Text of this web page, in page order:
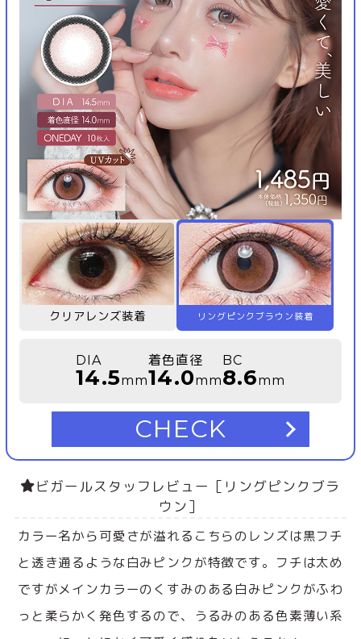
クリアレンズ装着 リングピンクブラウン装着
DIA
14.5mm
着色直径
14.0mm
BC
8.6mm
CHECK
ビガールスタッフレビュー［リングピンクブラ
ウン］
カラー名から可愛さが溢れるこちらのレンズは黒フチ
と透き通るような白みピンクが特徴です。フチは太め
ですがメインカラーのくすみのある白みピンクがふわ
っと柔らかく発色するので、うるみのある色素薄い系